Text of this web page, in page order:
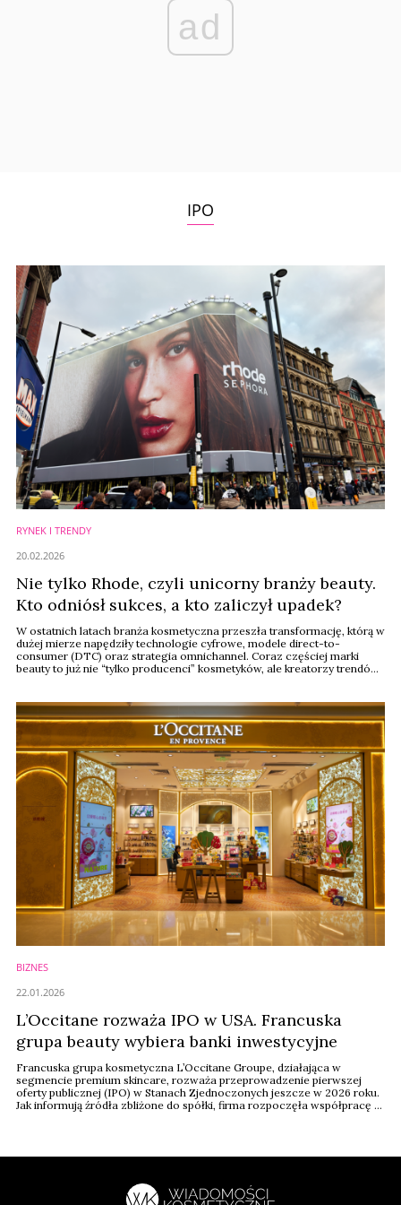
ad
IPO
RYNEK I TRENDY
Nie tylko Rhode, czyli unicorny branży beauty.
Kto odniósł sukces, a kto zaliczył upadek?
W ostatnich latach branża kosmetyczna przeszła transformację, którą w
dużej mierze napędziły technologie cyfrowe, modele direct-to-
consumer (DTC) oraz strategia omnichannel. Coraz częściej marki
beauty to już nie “tylko producenci” kosmetyków, ale kreatorzy trendów i
Przykład takiego niedawnego ...
20.02.2026
BIZNES
L’Occitane rozważa IPO w USA. Francuska
grupa beauty wybiera banki inwestycyjne
Francuska grupa kosmetyczna L’Occitane Groupe, działająca w
segmencie premium skincare, rozważa przeprowadzenie pierwszej
oferty publicznej (IPO) w Stanach Zjednoczonych jeszcze w 2026 roku.
Jak informują źródła zbliżone do spółki, firma rozpoczęła współpracę z
22.01.2026